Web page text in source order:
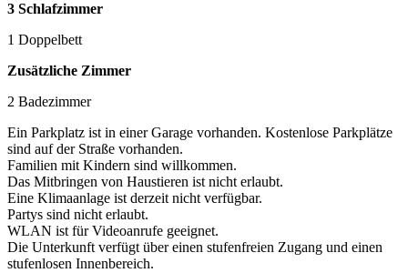
3 Schlafzimmer
1 Doppelbett
Zusätzliche Zimmer
2 Badezimmer
Ein Parkplatz ist in einer Garage vorhanden. Kostenlose Parkplätze
sind auf der Straße vorhanden.
Familien mit Kindern sind willkommen.
Das Mitbringen von Haustieren ist nicht erlaubt.
Eine Klimaanlage ist derzeit nicht verfügbar.
Partys sind nicht erlaubt.
WLAN ist für Videoanrufe geeignet.
Die Unterkunft verfügt über einen stufenfreien Zugang und einen
stufenlosen Innenbereich.